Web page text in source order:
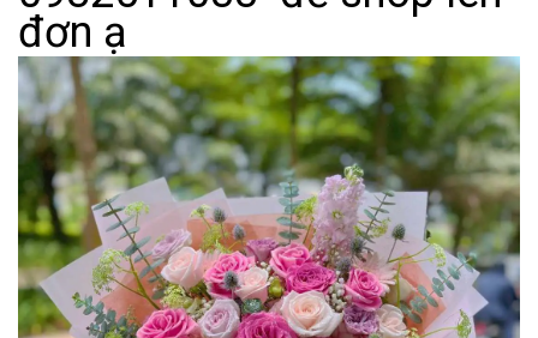
đơn ạ